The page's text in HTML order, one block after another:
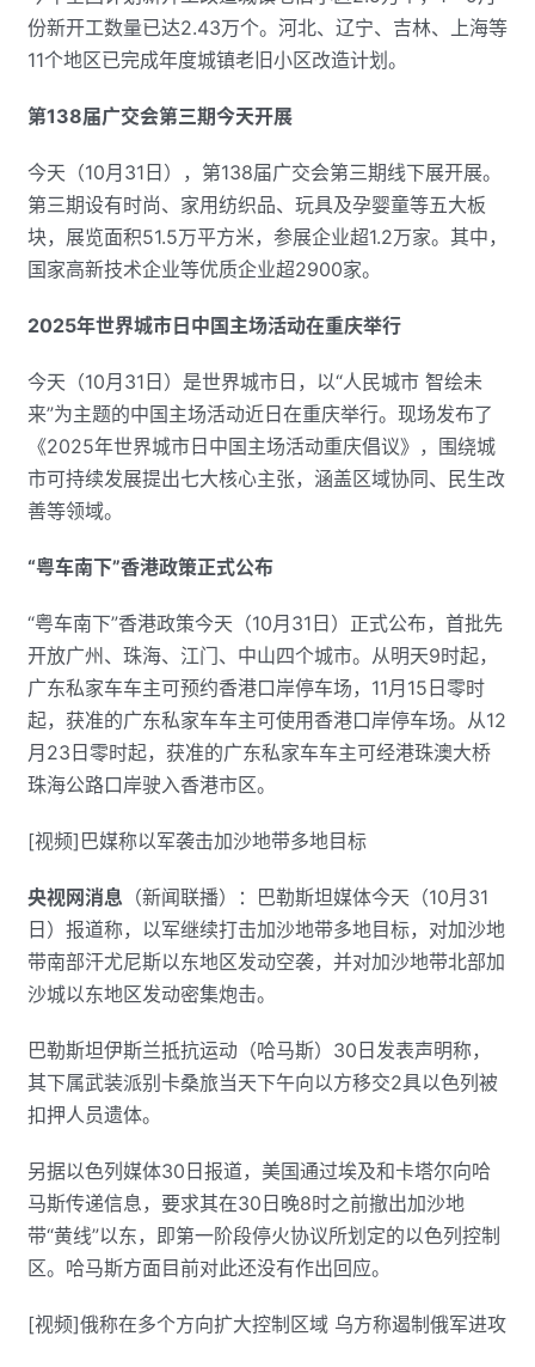
份新开工数量已达2.43万个。河北、辽宁、吉林、上海等
11个地区已完成年度城镇老旧小区改造计划。
第138届广交会第三期今天开展
今天（10月31日），第138届广交会第三期线下展开展。
第三期设有时尚、家用纺织品、玩具及孕婴童等五大板
块，展览面积51.5万平方米，参展企业超1.2万家。其中，
国家高新技术企业等优质企业超2900家。
2025年世界城市日中国主场活动在重庆举行
今天（10月31日）是世界城市日，以“人民城市 智绘未
来”为主题的中国主场活动近日在重庆举行。现场发布了
《2025年世界城市日中国主场活动重庆倡议》，围绕城
市可持续发展提出七大核心主张，涵盖区域协同、民生改
善等领域。
“粤车南下”香港政策正式公布
“粤车南下”香港政策今天（10月31日）正式公布，首批先
开放广州、珠海、江门、中山四个城市。从明天9时起，
广东私家车车主可预约香港口岸停车场，11月15日零时
起，获准的广东私家车车主可使用香港口岸停车场。从12
月23日零时起，获准的广东私家车车主可经港珠澳大桥
珠海公路口岸驶入香港市区。
[视频]巴媒称以军袭击加沙地带多地目标
央视网消息 （新闻联播）：巴勒斯坦媒体今天（10月31
日）报道称，以军继续打击加沙地带多地目标，对加沙地
带南部汗尤尼斯以东地区发动空袭，并对加沙地带北部加
沙城以东地区发动密集炮击。
巴勒斯坦伊斯兰抵抗运动（哈马斯）30日发表声明称，
其下属武装派别卡桑旅当天下午向以方移交2具以色列被
扣押人员遗体。
另据以色列媒体30日报道，美国通过埃及和卡塔尔向哈
马斯传递信息，要求其在30日晚8时之前撤出加沙地
带“黄线”以东，即第一阶段停火协议所划定的以色列控制
区。哈马斯方面目前对此还没有作出回应。
[视频]俄称在多个方向扩大控制区域 乌方称遏制俄军进攻